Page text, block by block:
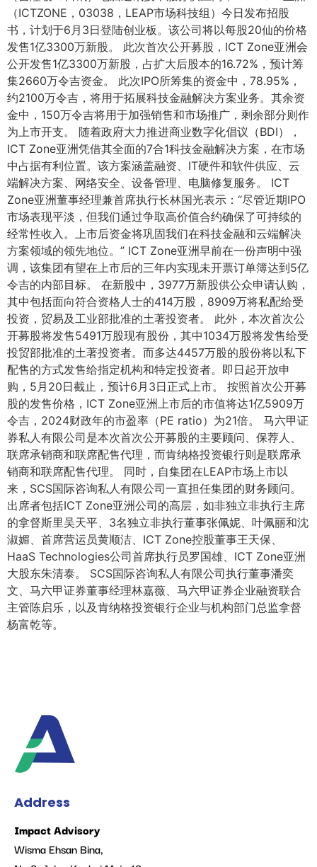
（ICTZONE，03038，LEAP市场科技组）今日发布招股
书，计划于6月3日登陆创业板。该公司将以每股20仙的价格
发售1亿3300万新股。 此次首次公开募股，ICT Zone亚洲会
公开发售1亿3300万新股，占扩大后股本的16.72%，预计筹
集2660万令吉资金。 此次IPO所筹集的资金中，78.95%，
约2100万令吉，将用于拓展科技金融解决方案业务。其余资
金中，150万令吉将用于加强销售和市场推广，剩余部分则作
为上市开支。 随着政府大力推进商业数字化倡议（BDI），
ICT Zone亚洲凭借其全面的7合1科技金融解决方案，在市场
中占据有利位置。该方案涵盖融资、IT硬件和软件供应、云
端解决方案、网络安全、设备管理、电脑修复服务。 ICT
Zone亚洲董事经理兼首席执行长林国光表示：“尽管近期IPO
市场表现平淡，但我们通过争取高价值合约确保了可持续的
经常性收入。上市后资金将巩固我们在科技金融和云端解决
方案领域的领先地位。” ICT Zone亚洲早前在一份声明中强
调，该集团有望在上市后的三年内实现未开票订单簿达到5亿
令吉的内部目标。 在新股中，3977万新股供公众申请认购，
其中包括面向符合资格人士的414万股，8909万将私配给受
投资，贸易及工业部批准的土著投资者。 此外，本次首次公
开募股将发售5491万股现有股份，其中1034万股将发售给受
投贸部批准的土著投资者。而多达4457万股的股份将以私下
配售的方式发售给指定机构和特定投资者。即日起开放申
购，5月20日截止，预计6月3日正式上市。 按照首次公开募
股的发售价格，ICT Zone亚洲上市后的市值将达1亿5909万
令吉，2024财政年的市盈率（PE ratio）为21倍。 马六甲证
券私人有限公司是本次首次公开募股的主要顾问、保荐人、
联席承销商和联席配售代理，而肯纳格投资银行则是联席承
销商和联席配售代理。 同时，自集团在LEAP市场上市以
来，SCS国际咨询私人有限公司一直担任集团的财务顾问。
出席者包括ICT Zone亚洲公司的高层，如非独立非执行主席
的拿督斯里吴天平、3名独立非执行董事张佩妮、叶佩丽和沈
淑媚、首席营运员黄顺洁、ICT Zone控股董事王天保、
HaaS Technologies公司首席执行员罗国雄、ICT Zone亚洲
大股东朱清泰。 SCS国际咨询私人有限公司执行董事潘奕
文、马六甲证券董事经理林嘉薇、马六甲证券企业融资联合
主管陈启乐，以及肯纳格投资银行企业与机构部门总监拿督
杨富乾等。
Address
Impact Advisory
Wisma Ehsan Bina,